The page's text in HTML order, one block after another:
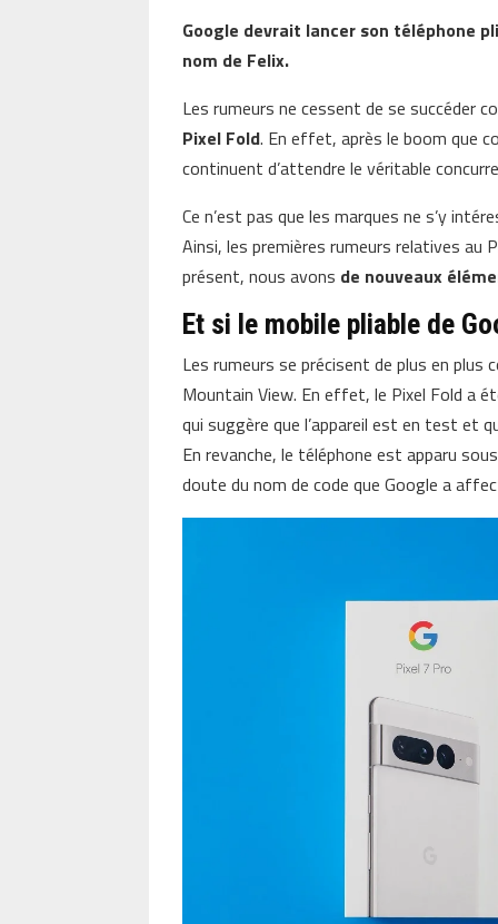
Google devrait lancer son téléphone
nom de Felix.
Les rumeurs ne cessent de se succéder
Pixel Fold. En effet, après le boom que
continuent d’attendre le véritable
Ce n’est pas que les marques ne s’y
Ainsi, les premières rumeurs relatives au
présent, nous avons de nouveaux
Et si le mobile pliable de
Les rumeurs se précisent de plus en plus
Mountain View. En effet, le Pixel Fold a
qui suggère que l’appareil est en test et
En revanche, le téléphone est apparu
doute du nom de code que Google a